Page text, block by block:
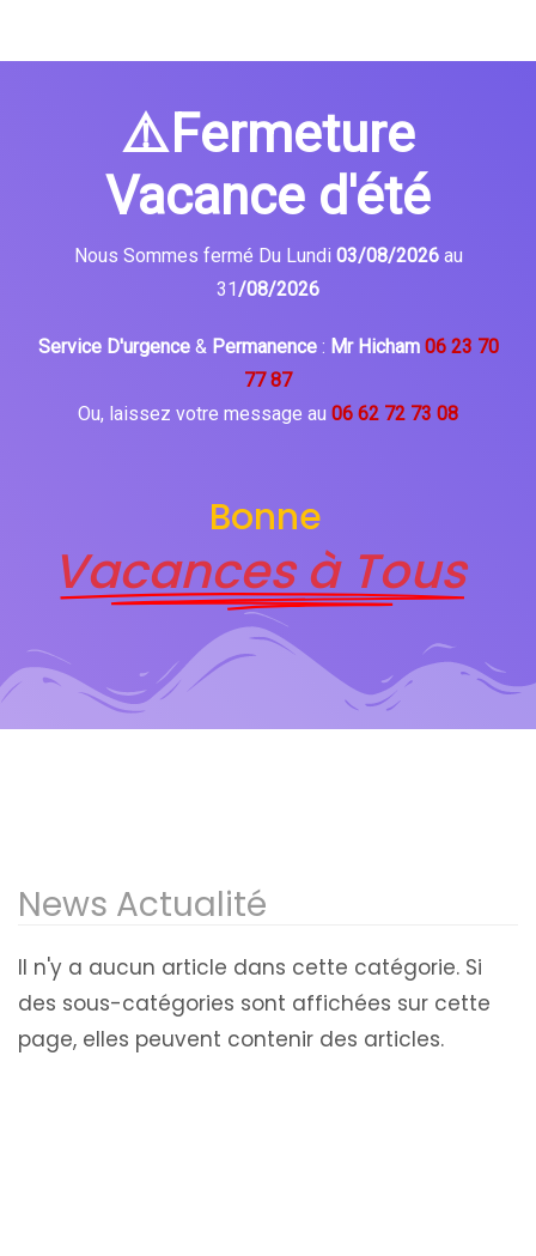
⚠️Fermeture
Vacance d'été
Nous Sommes fermé Du Lundi 03/08/2026 au
31 /08/2026
Service D'urgence& Permanence: Mr Hicham 06 23 70
77 87
Ou, laissez votre message au 06 62 72 73 08
Bonne
Vacances à Tous
News Actualité
Il n'y a aucun article dans cette catégorie. Si
des sous-catégories sont affichées sur cette
page, elles peuvent contenir des articles.